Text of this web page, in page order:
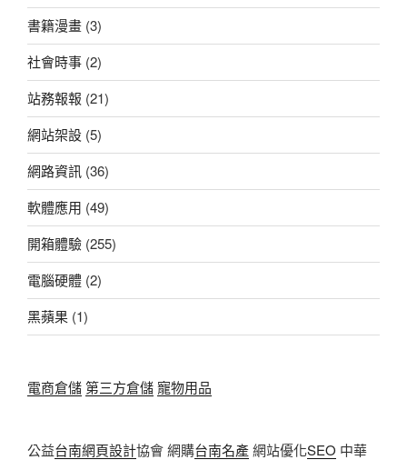
書籍漫畫 (3)
社會時事 (2)
站務報報 (21)
網站架設 (5)
網路資訊 (36)
軟體應用 (49)
開箱體驗 (255)
電腦硬體 (2)
黑蘋果 (1)
電商倉儲第三方倉儲寵物用品
公益台南網頁設計協會 網購台南名產網站優化SEO 中華